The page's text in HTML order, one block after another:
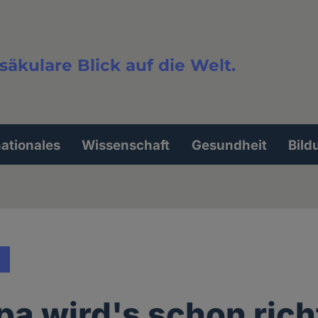
Blick auf die Welt.
Wissenschaft Gesundheit